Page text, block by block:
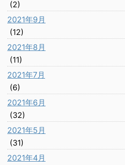
(2)
2021年9月
(12)
2021年8月
(11)
2021年7月
(6)
2021年6月
(32)
2021年5月
(31)
2021年4月